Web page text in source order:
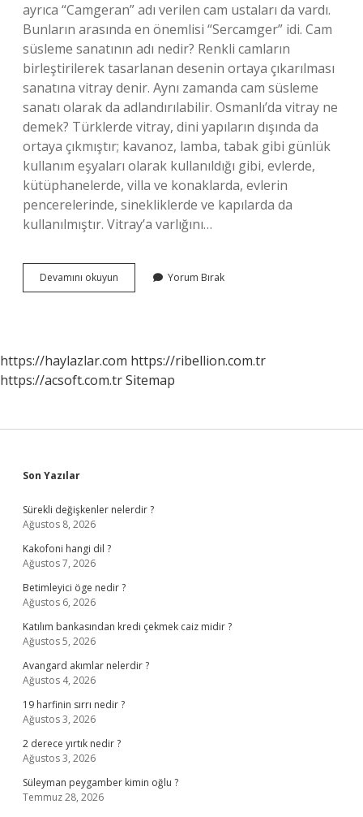
ayrıca “Camgeran” adı verilen cam ustaları da vardı.
Bunların arasında en önemlisi “Sercamger” idi. Cam
süsleme sanatının adı nedir? Renkli camların
birleştirilerek tasarlanan desenin ortaya çıkarılması
sanatına vitray denir. Aynı zamanda cam süsleme
sanatı olarak da adlandırılabilir. Osmanlı’da vitray ne
demek? Türklerde vitray, dini yapıların dışında da
ortaya çıkmıştır; kavanoz, lamba, tabak gibi günlük
kullanım eşyaları olarak kullanıldığı gibi, evlerde,
kütüphanelerde, villa ve konaklarda, evlerin
pencerelerinde, sinekliklerde ve kapılarda da
kullanılmıştır. Vitray’a varlığını…
Devamını okuyun Osmanlıda
Cam
Yorum Bırak
https://haylazlar.com https://ribellion.com.tr
https://acsoft.com.trSitemap
Sidebar
Son Yazılar
Sürekli değişkenler nelerdir ?
Ağustos 8, 2026
Kakofoni hangi dil ?
Ağustos 7, 2026
Betimleyici öge nedir ?
Ağustos 6, 2026
Katılım bankasından kredi çekmek caiz midir ?
Ağustos 5, 2026
Avangard akımlar nelerdir ?
Ağustos 4, 2026
19 harfinin sırrı nedir ?
Ağustos 3, 2026
2 derece yırtık nedir ?
Ağustos 3, 2026
Süleyman peygamber kimin oğlu ?
Temmuz 28, 2026